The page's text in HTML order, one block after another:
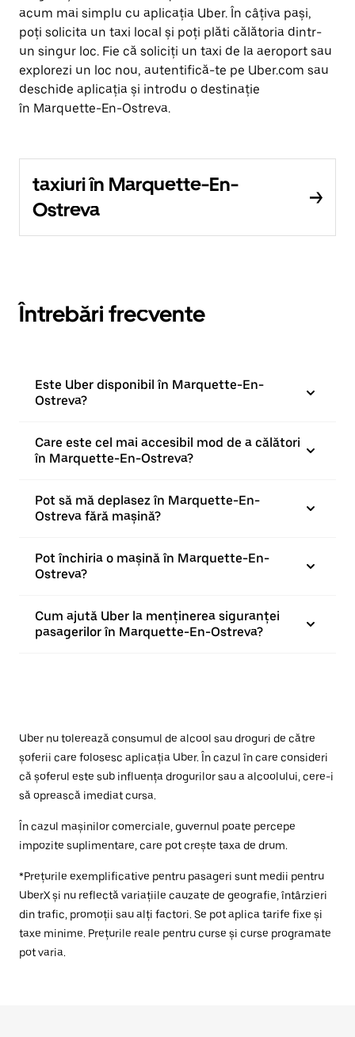
acum mai simplu cu aplicația Uber. În câțiva pași,
poți solicita un taxi local și poți plăti călătoria dintr-
un singur loc. Fie că soliciți un taxi de la aeroport sau
explorezi un loc nou, autentifică-te pe Uber.com sau
deschide aplicația și introdu o destinație
în Marquette-En-Ostreva.
taxiuri în Marquette-En-
Ostreva
Întrebări frecvente
Este Uber disponibil în Marquette-En-
Ostreva?
Care este cel mai accesibil mod de a călători
în Marquette-En-Ostreva?
Pot să mă deplasez în Marquette-En-
Ostreva fără mașină?
Pot închiria o mașină în Marquette-En-
Ostreva?
Cum ajută Uber la menținerea siguranței
pasagerilor în Marquette-En-Ostreva?
Uber nu tolerează consumul de alcool sau droguri de către
șoferii care folosesc aplicația Uber. În cazul în care consideri
că șoferul este sub influența drogurilor sau a alcoolului, cere-i
să oprească imediat cursa.
În cazul mașinilor comerciale, guvernul poate percepe
impozite suplimentare, care pot crește taxa de drum.
*Prețurile exemplificative pentru pasageri sunt medii pentru
UberX și nu reflectă variațiile cauzate de geografie, întârzieri
din trafic, promoții sau alți factori. Se pot aplica tarife fixe și
taxe minime. Prețurile reale pentru curse și curse programate
pot varia.